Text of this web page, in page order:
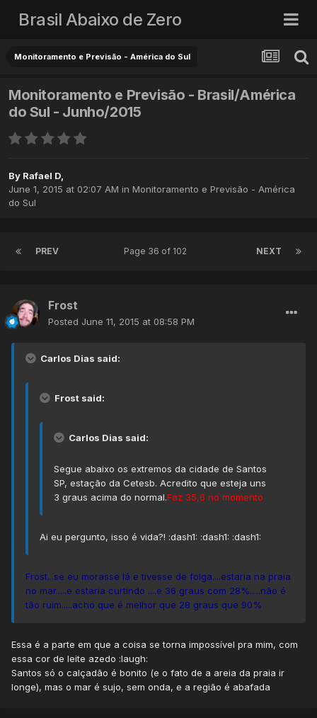
Brasil Abaixo de Zero
Monitoramento e Previsão - América do Sul
Monitoramento e Previsão - Brasil/América
do Sul - Junho/2015
By Rafael D,
June 1, 2015 at 02:07 AM in Monitoramento e Previsão - América
do Sul
PREV NEXT
Page 36 of 102
Frost
Posted June 11, 2015 at 08:58 PM
Carlos Dias said:
Frost said:
Carlos Dias said:
Segue abaixo os extremos da cidade de Santos
SP, estação da Cetesb. Acredito que esteja uns
3 graus acima do normal.Faz 35,6 no momento
Ai eu pergunto, isso é vida?! :dash1: :dash1: :dash1:
Frost...se eu morasse lá e tivesse de folga....estaria na praia
no mar.....e estaria curtindo ....e 36 graus com 28%.....não é
tão ruim.....acho que é melhor que 28 graus que 90%
Essa é a parte em que a coisa se torna impossível pra mim, com
essa cor de leite azedo :laugh:
Santos só o calçadão é bonito (e o fato de a areia da praia ir
longe), mas o mar é sujo, sem onda, e a região é abafada